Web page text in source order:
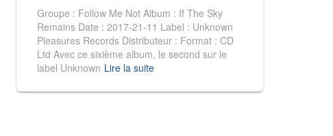
Groupe : Follow Me Not Album : If The Sky
Remains Date : 2017-21-11 Label : Unknown
Pleasures Records Distributeur : Format : CD
Ltd Avec ce sixième album, le second sur le
label Unknown Lire la suite